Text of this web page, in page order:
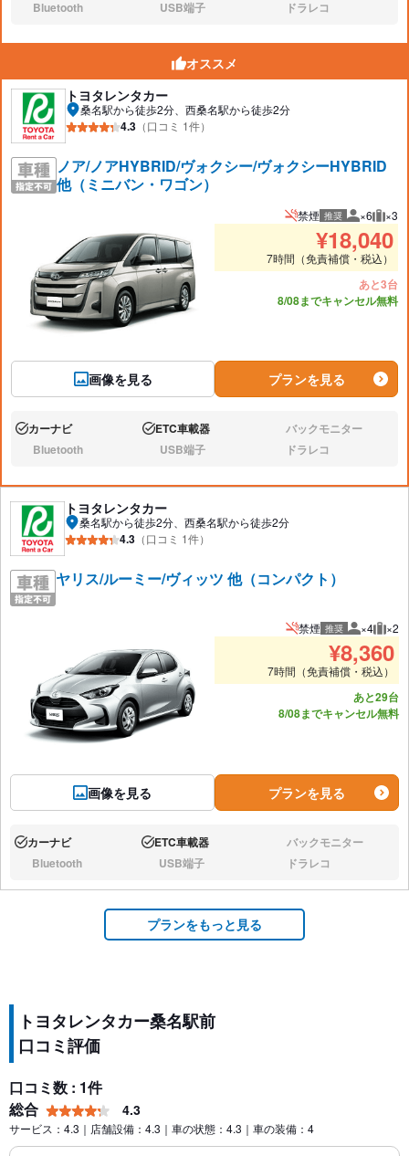
なし:Bluetooth なし:USB端子 なし:ドラレコ
オススメ
トヨタレンタカー
桑名駅から徒歩2分、西桑名駅から徒歩2分
4.3 （口コミ 1件）
ノア/ノアHYBRID/ヴォクシー/ヴォクシーHYBRID
他（ミニバン・ワゴン）
画像を見る
禁煙 推奨 推奨人数
×6 推奨
×3
¥18,040
7時間（免責補償・税込）
あと3台
8/08までキャンセル無料
プランを見る
あり:カーナビ あり:ETC車載器 なし:バックモニター
なし:Bluetooth なし:USB端子 なし:ドラレコ
トヨタレンタカー
桑名駅から徒歩2分、西桑名駅から徒歩2分
4.3 （口コミ 1件）
ヤリス/ルーミー/ヴィッツ 他（コンパクト）
画像を見る
禁煙 推奨 推奨人数
×4 推
×2
¥8,360
7時間（免責補償・税込）
あと29台
8/08までキャンセル無料
プランを見る
あり:カーナビ あり:ETC車載器 なし:バックモニター
なし:Bluetooth なし:USB端子 なし:ドラレコ
プランをもっと見る
トヨタレンタカー桑名駅前
口コミ評価
口コミ数 : 1件
総合
4.3
サービス：4.3｜店舗設備：4.3｜車の状態：4.3｜車の装備：4